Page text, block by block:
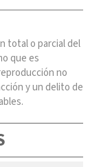
total o parcial del
que es
no
y un delito de